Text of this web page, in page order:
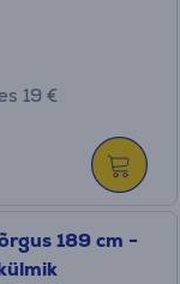
19 €
189 cm -